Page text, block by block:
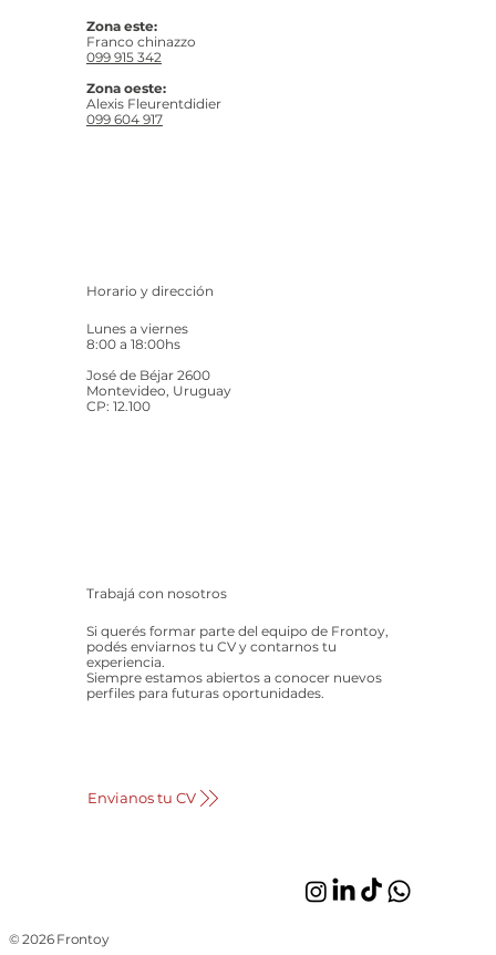
© 2026 Frontoy
Zona este:
Franco chinazzo
099 915 342
Zona oeste:
Alexis Fleurentdidier
099 604 917
Horario y dirección
Lunes a viernes
8:00 a 18:00hs
José de Béjar 2600
Montevideo, Uruguay
CP: 12.100
Trabajá con nosotros
Si querés formar parte del equipo de Frontoy,
podés enviarnos tu CV y contarnos tu
experiencia.
Siempre estamos abiertos a conocer nuevos
perfiles para futuras oportunidades.
Envianos tu CV